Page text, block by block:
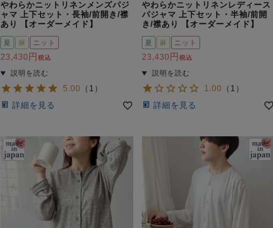
やわらかニットリネンメンズパジ
ャマ 上下セット・長袖/前開き/襟
あり 【オーダーメイド】
夏 麻 ニット
23,430 税込
5.00 （ 1 ）
詳細を見る
やわらかニットリネンレディース
パジャマ 上下セット・半袖/前開
き/襟あり 【オーダーメイド】
夏 麻 ニット
23,430 税込
1.00 （ 1 ）
詳細を見る